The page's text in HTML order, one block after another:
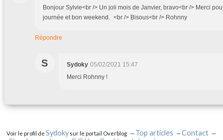
Bonjour Sylvie<br /> Un joli mois de Janvier, bravo<br /> Merci
journée et bon weekend. <br /> Bisous<br /> Rohnny
Répondre
S Sydoky 05/02/2021 15:47
Merci Rohnny !
Voir le profil deSydokysur le portail Overblog Top articles
Contact